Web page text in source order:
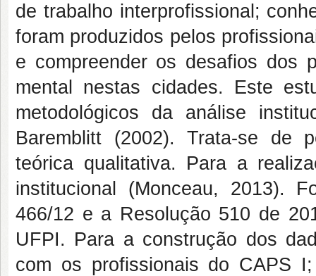
de trabalho interprofissional;
foram produzidos pelos
e compreender os desafios dos
mental nestas cidades. Este
metodológicos da análise
Baremblitt (2002). Trata-se de
teórica qualitativa. Para a
institucional (Monceau, 2013).
466/12 e a Resolução 510 de
UFPI. Para a construção dos
com os profissionais do CAPS